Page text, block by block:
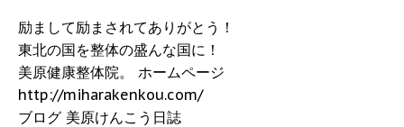
励まして励まされてありがとう！
東北の国を整体の盛んな国に！
美原健康整体院。 ホームページ
http://miharakenkou.com/
ブログ 美原けんこう日誌